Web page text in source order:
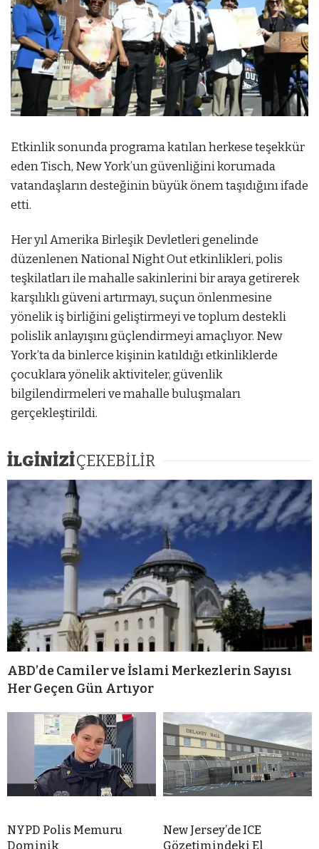
Etkinlik sonunda programa katılan herkese teşekkür
eden Tisch, New York’un güvenliğini korumada
vatandaşların desteğinin büyük önem taşıdığını ifade
etti.
Her yıl Amerika Birleşik Devletleri genelinde
düzenlenen National Night Out etkinlikleri, polis
teşkilatları ile mahalle sakinlerini bir araya getirerek
karşılıklı güveni artırmayı, suçun önlenmesine
yönelik iş birliğini geliştirmeyi ve toplum destekli
polislik anlayışını güçlendirmeyi amaçlıyor. New
York’ta da binlerce kişinin katıldığı etkinliklerde
çocuklara yönelik aktiviteler, güvenlik
bilgilendirmeleri ve mahalle buluşmaları
gerçekleştirildi.
İLGİNİZİÇEKEBİLİR
ABD’de Camiler ve İslami Merkezlerin Sayısı
Her Geçen Gün Artıyor
NYPD Polis Memuru
Dominik
New Jersey’de ICE
Gözetimindeki El